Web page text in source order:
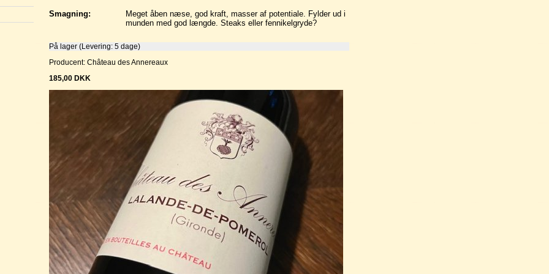
Smagning:
Meget åben næse, god kraft, masser af potentiale. Fylder ud i
munden med god længde. Steaks eller fennikelgryde?
På lager (Levering: 5 dage)
Producent: Château des Annereaux
185,00DKK